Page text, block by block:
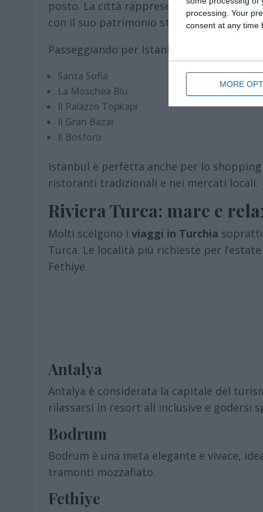
processing. Your
consent at any time
MORE
posto. La città rappresenta il punto
con il suo patrimonio storico e culturale.
Passeggiando per Istanbul si possono
Santa Sofia
La Moschea Blu
Il Palazzo Topkapi
Il Gran Bazar
Il Bosforo
Istanbul è perfetta anche per lo
ristoranti tradizionali e nei mercati locali.
Riviera Turca: mare e
Molti scelgono i viaggi in Turchia
Turca. Le località più richieste per
Fethiye.
Antalya
Antalya è considerata la capitale del
rilassarsi in resort all inclusive e godersi
Bodrum
Bodrum è una meta elegante e vivace,
tramonti mozzafiato.
Fethiye